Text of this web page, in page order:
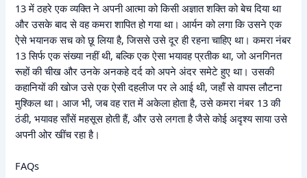
13 में ठहरे एक व्यक्ति ने अपनी आत्मा को किसी अज्ञात शक्ति को बेच दिया था
और उसके बाद से वह कमरा शापित हो गया था। आर्यन को लगा कि उसने एक
ऐसे भयानक सच को छू लिया है, जिससे उसे दूर ही रहना चाहिए था। कमरा नंबर
13 सिर्फ एक संख्या नहीं थी, बल्कि एक ऐसा भयावह प्रतीक था, जो अनगिनत
रूहों की चीख और उनके अनकहे दर्द को अपने अंदर समेटे हुए था। उसकी
कहानियों की खोज उसे एक ऐसी दहलीज पर ले आई थी, जहाँ से वापस लौटना
मुश्किल था। आज भी, जब वह रात में अकेला होता है, उसे कमरा नंबर 13 की
ठंडी, भयावह साँसें महसूस होती हैं, और उसे लगता है जैसे कोई अदृश्य साया उसे
अपनी ओर खींच रहा है।
FAQs